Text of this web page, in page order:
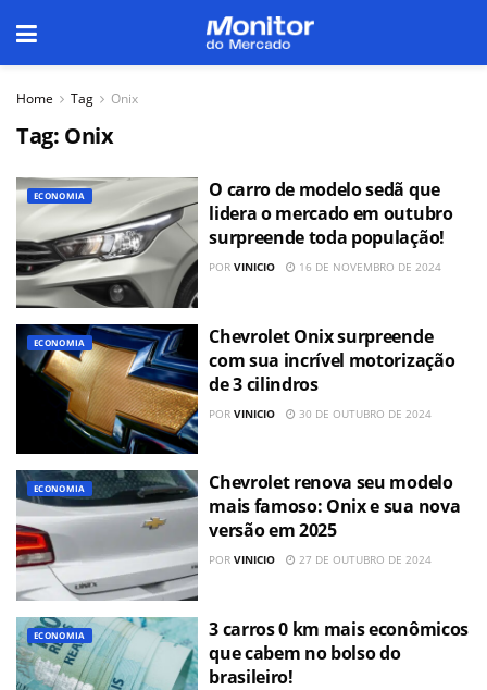
Home Tag Onix
Tag: Onix
ECONOMIA
O carro de modelo sedã que
lidera o mercado em outubro
surpreende toda população!
POR VINICIO 16 DE NOVEMBRO DE 2024
ECONOMIA
Chevrolet Onix surpreende
com sua incrível motorização
de 3 cilindros
POR VINICIO 30 DE OUTUBRO DE 2024
ECONOMIA
Chevrolet renova seu modelo
mais famoso: Onix e sua nova
versão em 2025
POR VINICIO 27 DE OUTUBRO DE 2024
ECONOMIA
3 carros 0 km mais econômicos
que cabem no bolso do
brasileiro!